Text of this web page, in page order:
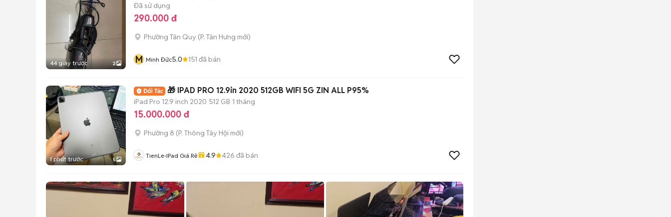
44 giây trước 2
Đã sử dụng
290.000 đ
Phường Tân Quy (P. Tân Hưng mới)
M Minh Đức5.0 151 đã bán
1 phút trước 5
🎁 IPAD PRO 12.9in 2020 512GB WIFI 5G ZIN ALL P95%
iPad Pro 12.9 inch 2020 512 GB 1 tháng
15.000.000 đ
Phường 8 (P. Thông Tây Hội mới)
TienLe-IPad Giá Rẻ 4.9 426 đã bán